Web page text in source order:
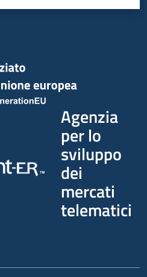
Agenzia
per lo
sviluppo
dei
mercati
telematici